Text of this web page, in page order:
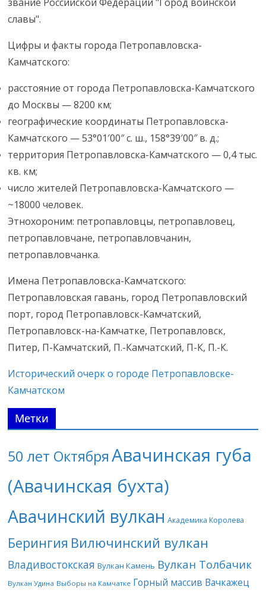
славы".
Цифры и факты города Петропавловска-
Камчатского:
расстояние от города Петропавловска-Камчатского
до Москвы — 8200 км;
географические координаты Петропавловска-
Камчатского — 53°01′00″ с. ш., 158°39′00″ в. д.;
территория Петропавловска-Камчатского — 0,4 тыс.
кв. км;
число жителей Петропавловска-Камчатского —
~18000 человек.
Этнохороним: петропавловцы, петропавловец,
петропавловчане, петропавловчанин,
петропавловчанка.
Имена Петропавловска-Камчатского:
Петропавловская гавань, город Петропавловский
порт, город Петропавловск-Камчатский,
Петропавловск-на-Камчатке, Петропавловск,
Питер, П-Камчатский, П.-Камчатский, П-К, П.-К.
Исторический очерк о городе Петропавловске-
Камчатском
Метки
50 лет Октября Авачинская губа
(Авачинская бухта)
Авачинский вулкан Академика Королева
Берингия Вилючинский вулкан
Владивостокская Вулкан Камень Вулкан Толбачик
Вулкан Удина Выборы на Камчатке Горный массив Вачкажец